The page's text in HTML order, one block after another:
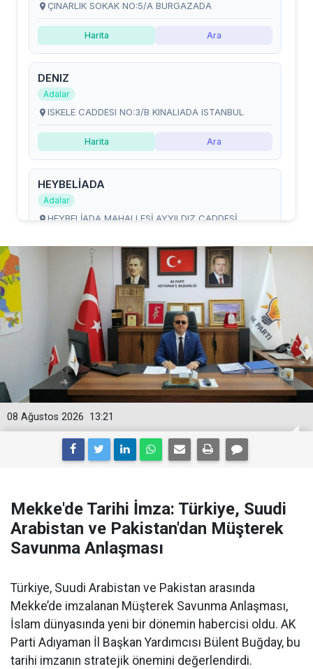
13:21
08 Ağustos 2026
Mekke'de Tarihi İmza: Türkiye, Suudi
Arabistan ve Pakistan'dan Müşterek
Savunma Anlaşması
Türkiye, Suudi Arabistan ve Pakistan arasında
Mekke’de imzalanan Müşterek Savunma Anlaşması,
İslam dünyasında yeni bir dönemin habercisi oldu. AK
Parti Adıyaman İl Başkan Yardımcısı Bülent Buğday, bu
tarihi imzanın stratejik önemini değerlendirdi.